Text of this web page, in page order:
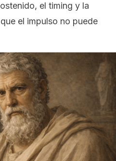
el timing y la
el impulso no puede